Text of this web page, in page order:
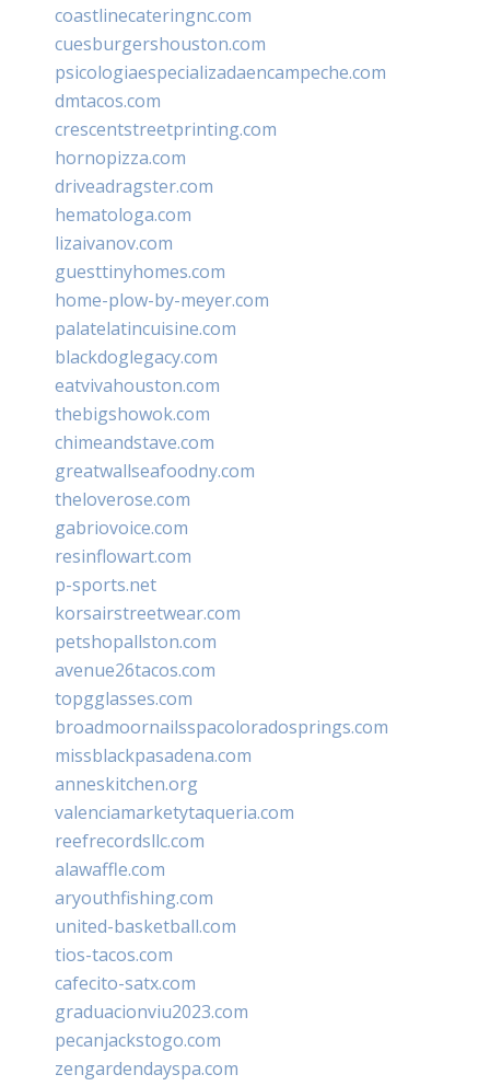
coastlinecateringnc.com
cuesburgershouston.com
psicologiaespecializadaencampeche.com
dmtacos.com
crescentstreetprinting.com
hornopizza.com
driveadragster.com
hematologa.com
lizaivanov.com
guesttinyhomes.com
home-plow-by-meyer.com
palatelatincuisine.com
blackdoglegacy.com
eatvivahouston.com
thebigshowok.com
chimeandstave.com
greatwallseafoodny.com
theloverose.com
gabriovoice.com
resinflowart.com
p-sports.net
korsairstreetwear.com
petshopallston.com
avenue26tacos.com
topgglasses.com
broadmoornailsspacoloradosprings.com
missblackpasadena.com
anneskitchen.org
valenciamarketytaqueria.com
reefrecordsllc.com
alawaffle.com
aryouthfishing.com
united-basketball.com
tios-tacos.com
cafecito-satx.com
graduacionviu2023.com
pecanjackstogo.com
zengardendayspa.com